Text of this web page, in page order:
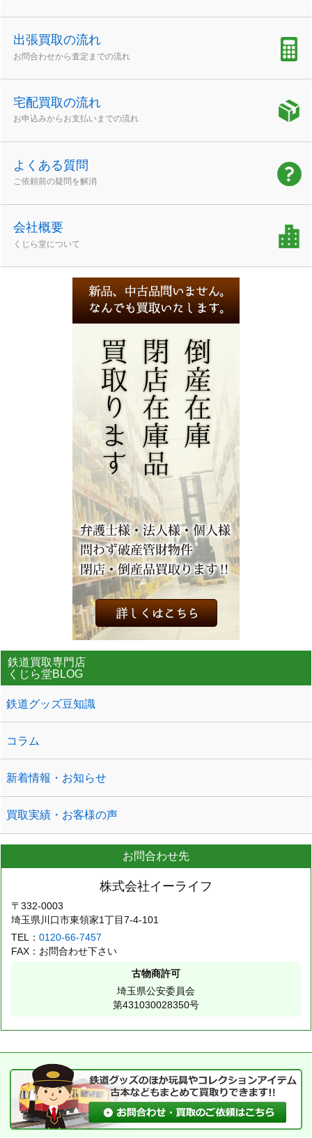
出張買取の流れ
お問合わせから査定までの流れ
宅配買取の流れ
お申込みからお支払いまでの流れ
よくある質問
ご依頼前の疑問を解消
会社概要
くじら堂について
鉄道買取専門店
くじら堂BLOG
鉄道グッズ豆知識
コラム
新着情報・お知らせ
買取実績・お客様の声
お問合わせ先
株式会社イーライフ
〒332-0003
埼玉県川口市東領家1丁目7-4-101
TEL：0120-66-7457
FAX：お問合わせ下さい
古物商許可
埼玉県公安委員会
第431030028350号